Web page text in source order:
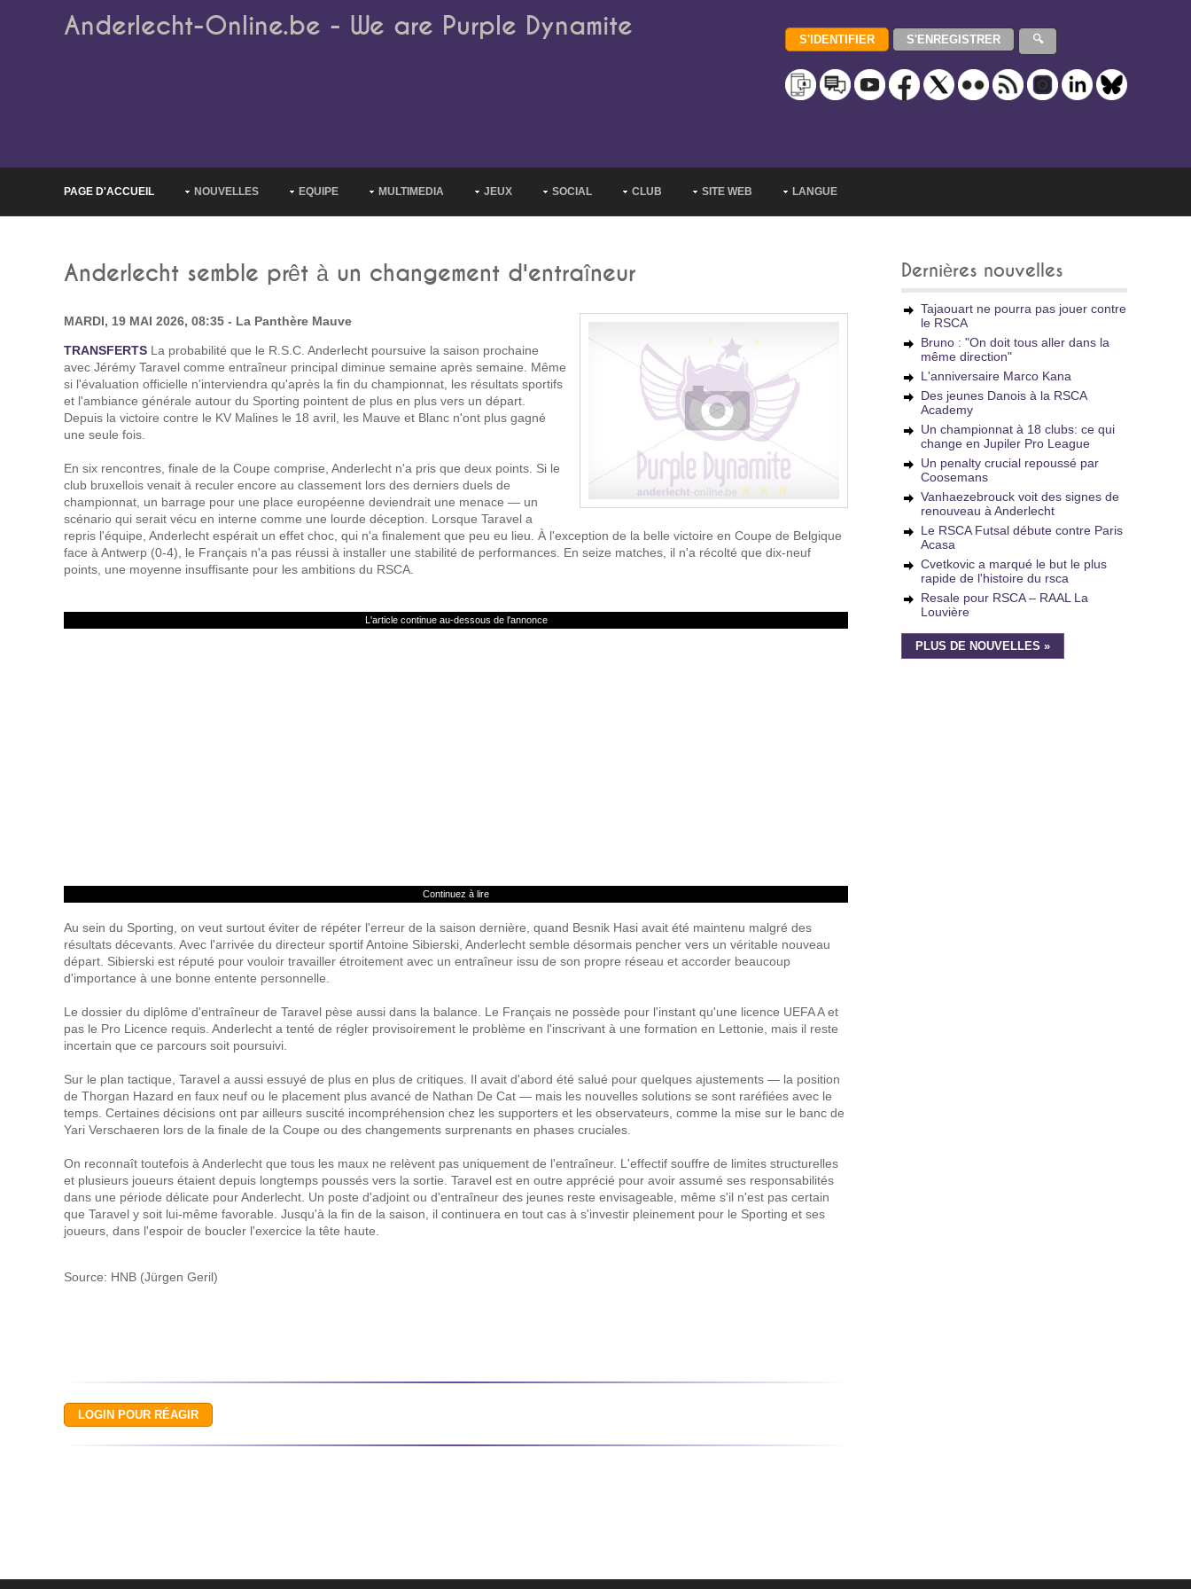
Anderlecht-Online.be - We are Purple Dynamite
PAGE D'ACCUEIL NOUVELLES EQUIPE MULTIMEDIA JEUX SOCIAL CLUB SITE WEB LANGUE
Anderlecht semble prêt à un changement d'entraîneur
MARDI, 19 MAI 2026, 08:35 - La Panthère Mauve
TRANSFERTS La probabilité que le R.S.C. Anderlecht poursuive la saison prochaine
avec Jérémy Taravel comme entraîneur principal diminue semaine après semaine. Même
si l'évaluation officielle n'interviendra qu'après la fin du championnat, les résultats sportifs
et l'ambiance générale autour du Sporting pointent de plus en plus vers un départ.
Depuis la victoire contre le KV Malines le 18 avril, les Mauve et Blanc n'ont plus gagné
une seule fois.
En six rencontres, finale de la Coupe comprise, Anderlecht n'a pris que deux points. Si le
club bruxellois venait à reculer encore au classement lors des derniers duels de
championnat, un barrage pour une place européenne deviendrait une menace — un
scénario qui serait vécu en interne comme une lourde déception. Lorsque Taravel a
repris l'équipe, Anderlecht espérait un effet choc, qui n'a finalement que peu eu lieu. À l'exception de la belle victoire en Coupe de Belgique
face à Antwerp (0-4), le Français n'a pas réussi à installer une stabilité de performances. En seize matches, il n'a récolté que dix-neuf
points, une moyenne insuffisante pour les ambitions du RSCA.
L'article continue au-dessous de l'annonce
Continuez à lire
Au sein du Sporting, on veut surtout éviter de répéter l'erreur de la saison dernière, quand Besnik Hasi avait été maintenu malgré des
résultats décevants. Avec l'arrivée du directeur sportif Antoine Sibierski, Anderlecht semble désormais pencher vers un véritable nouveau
départ. Sibierski est réputé pour vouloir travailler étroitement avec un entraîneur issu de son propre réseau et accorder beaucoup
d'importance à une bonne entente personnelle.
Le dossier du diplôme d'entraîneur de Taravel pèse aussi dans la balance. Le Français ne possède pour l'instant qu'une licence UEFA A et
pas le Pro Licence requis. Anderlecht a tenté de régler provisoirement le problème en l'inscrivant à une formation en Lettonie, mais il reste
incertain que ce parcours soit poursuivi.
Sur le plan tactique, Taravel a aussi essuyé de plus en plus de critiques. Il avait d'abord été salué pour quelques ajustements — la position
de Thorgan Hazard en faux neuf ou le placement plus avancé de Nathan De Cat — mais les nouvelles solutions se sont raréfiées avec le
temps. Certaines décisions ont par ailleurs suscité incompréhension chez les supporters et les observateurs, comme la mise sur le banc de
Yari Verschaeren lors de la finale de la Coupe ou des changements surprenants en phases cruciales.
On reconnaît toutefois à Anderlecht que tous les maux ne relèvent pas uniquement de l'entraîneur. L'effectif souffre de limites structurelles
et plusieurs joueurs étaient depuis longtemps poussés vers la sortie. Taravel est en outre apprécié pour avoir assumé ses responsabilités
dans une période délicate pour Anderlecht. Un poste d'adjoint ou d'entraîneur des jeunes reste envisageable, même s'il n'est pas certain
que Taravel y soit lui‑même favorable. Jusqu'à la fin de la saison, il continuera en tout cas à s'investir pleinement pour le Sporting et ses
joueurs, dans l'espoir de boucler l'exercice la tête haute.
Source: HNB (Jürgen Geril)
Dernières nouvelles
Tajaouart ne pourra pas jouer contre
le RSCA
Bruno : "On doit tous aller dans la
même direction"
L'anniversaire Marco Kana
Des jeunes Danois à la RSCA
Academy
Un championnat à 18 clubs: ce qui
change en Jupiler Pro League
Un penalty crucial repoussé par
Coosemans
Vanhaezebrouck voit des signes de
renouveau à Anderlecht
Le RSCA Futsal débute contre Paris
Acasa
Cvetkovic a marqué le but le plus
rapide de l'histoire du rsca
Resale pour RSCA – RAAL La
Louvière
PLUS DE NOUVELLES »